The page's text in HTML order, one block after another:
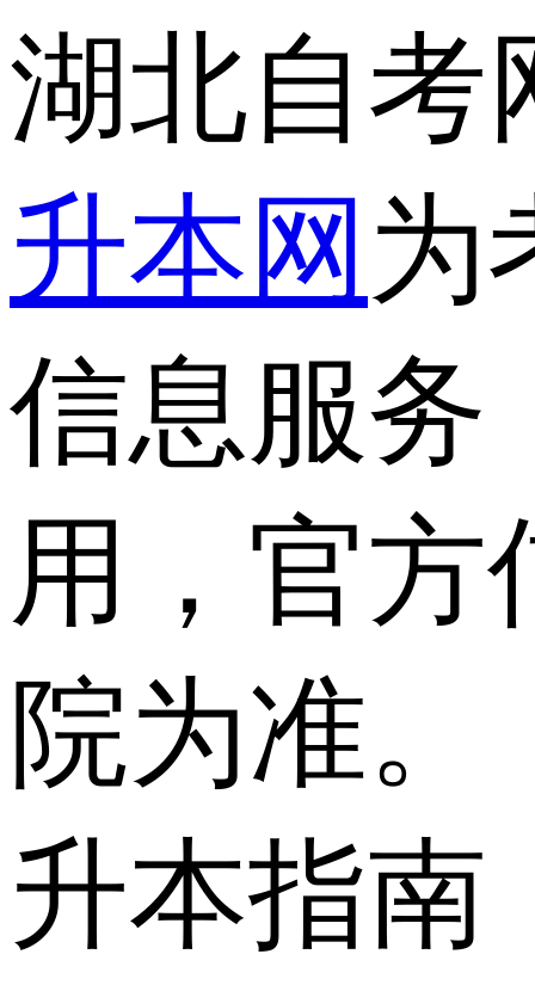
湖北自考
升本网 为
信息服务
用，官方
院为准。
升本指南